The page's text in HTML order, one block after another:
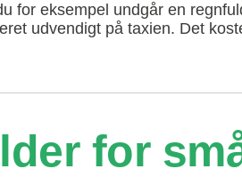
for eksempel undgår en
udvendigt på taxien. Det
for